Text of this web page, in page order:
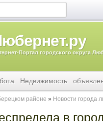
Портал городского округа
Недвижимость
районе Новости города
в